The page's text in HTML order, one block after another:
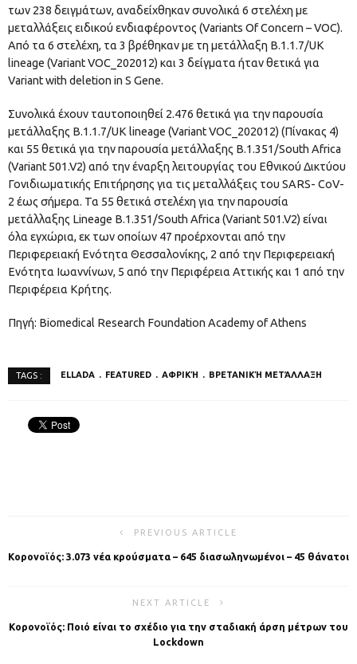
των 238 δειγμάτων, αναδείχθηκαν συνολικά 6 στελέχη με
μεταλλάξεις ειδικού ενδιαφέροντος (Variants Of Concern – VOC).
Από τα 6 στελέχη, τα 3 βρέθηκαν με τη μετάλλαξη Β.1.1.7/UK
lineage (Variant VOC_202012) και 3 δείγματα ήταν θετικά για
Variant with deletion in S Gene.
Συνολικά έχουν ταυτοποιηθεί 2.476 θετικά για την παρουσία
μετάλλαξης Β.1.1.7/UK lineage (Variant VOC_202012) (Πίνακας 4)
και 55 θετικά για την παρουσία μετάλλαξης B.1.351/South Africa
(Variant 501.V2) από την έναρξη λειτουργίας του Εθνικού Δικτύου
Γονιδιωματικής Επιτήρησης για τις μεταλλάξεις του SARS- CoV-
2 έως σήμερα. Τα 55 θετικά στελέχη για την παρουσία
μετάλλαξης Lineage B.1.351/South Africa (Variant 501.V2) είναι
όλα εγχώρια, εκ των οποίων 47 προέρχονται από την
Περιφερειακή Ενότητα Θεσσαλονίκης, 2 από την Περιφερειακή
Ενότητα Ιωαννίνων, 5 από την Περιφέρεια Αττικής και 1 από την
Περιφέρεια Κρήτης.
Πηγή: Biomedical Research Foundation Academy of Athens
TAGS : ELLADA FEATURED ΑΦΡΙΚΉ ΒΡΕΤΑΝΙΚΉ ΜΕΤΆΛΛΑΞΗ
PREVIOUS ARTICLE
Κορονοϊός: 3.073 νέα κρούσματα – 645 διασωληνωμένοι – 45 θάνατοι
NEXT ARTICLE
Κορονοϊός: Ποιό είναι το σχέδιο για την σταδιακή άρση μέτρων του
Lockdown